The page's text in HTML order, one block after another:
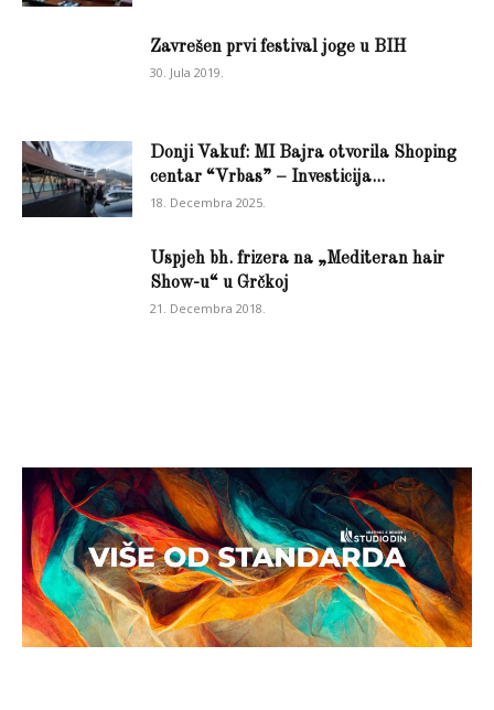
Zavrešen prvi festival joge u BIH
30. Jula 2019.
Donji Vakuf: MI Bajra otvorila Shoping
centar “Vrbas” – Investicija...
18. Decembra 2025.
Uspjeh bh. frizera na „Mediteran hair
Show-u“ u Grčkoj
21. Decembra 2018.